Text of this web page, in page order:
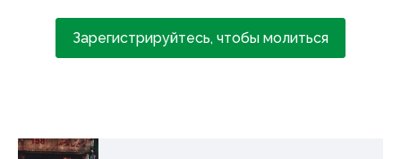
Зарегистрируйтесь, чтобы молиться